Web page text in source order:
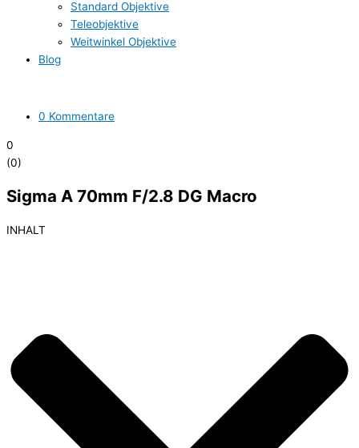
Standard Objektive
Teleobjektive
Weitwinkel Objektive
Blog
0 Kommentare
0
(0)
Sigma A 70mm F/2.8 DG Macro
INHALT